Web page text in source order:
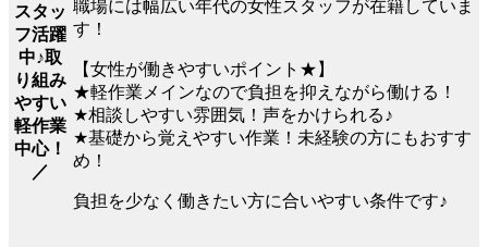
スタッ
フ活躍
中♪取
り組み
やすい
軽作業
中心！
／
職場には幅広い年代の女性スタッフが在籍していま
す！
【女性が働きやすいポイント★】
★軽作業メインなので負担を抑えながら働ける！
★相談しやすい雰囲気！声をかけられる♪
★基礎から覚えやすい作業！未経験の方にもおすす
め！
負担を少なく働きたい方に合いやすい条件です♪